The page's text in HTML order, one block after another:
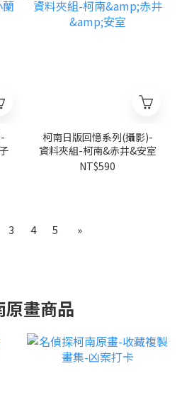
柯南日版回憶系列(攝影)-
資料夾組-柯南&赤井&安室
NT$590
3 4 5 »
原畫商品